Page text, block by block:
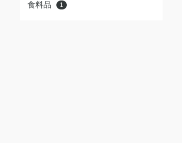
食料品 1